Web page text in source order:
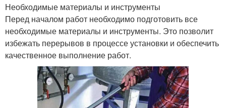
Необходимые материалы и инструменты
Перед началом работ необходимо подготовить все
необходимые материалы и инструменты. Это позволит
избежать перерывов в процессе установки и обеспечить
качественное выполнение работ.